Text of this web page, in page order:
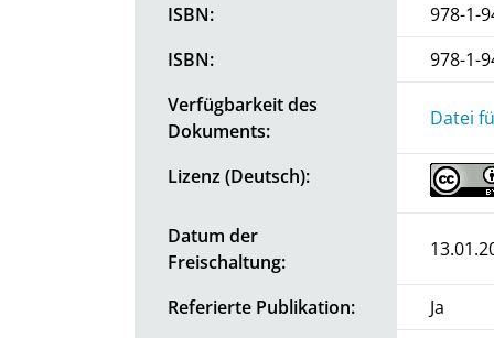
ISBN:
978-1-
ISBN:
978-1-
Verfügbarkeit des
Dokuments:
Datei
Lizenz (Deutsch):
Datum der
Freischaltung:
Referierte Publikation:
Ja